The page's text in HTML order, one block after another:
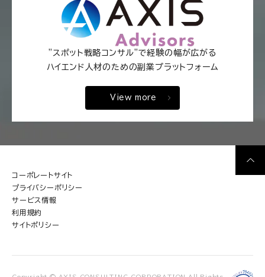
"スポット戦略コンサル"で経験の幅が広がる
ハイエンド人材のための副業プラットフォーム
View more
コーポレートサイト
プライバシーポリシー
サービス情報
利用規約
サイトポリシー